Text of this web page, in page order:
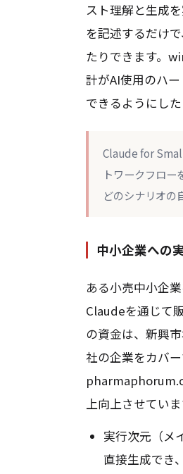
スト理解と生成
を記述するだけ
たりできます。
計がAI使用のハ
できるようにした
Claude for
トワークフロ
どのシナリオの
中小企業への
ある小売中小企
Claudeを通じて
の資金は、新興
社の企業をカバ
上向上させていま
実行次元（メ
直接生成でき